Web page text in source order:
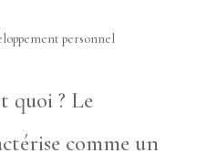
personnel
quoi ? Le
comme un